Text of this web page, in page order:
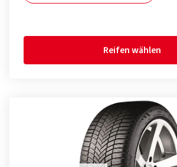
Reifen wählen